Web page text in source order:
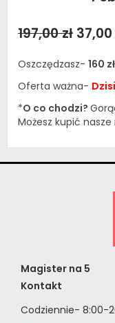
197,00 zł 37,00
Oszczędzasz- 160 zł
Oferta ważna-
*O co chodzi?
Możesz kupić
Magister na 5
Kontakt
Codziennie- 8:00-